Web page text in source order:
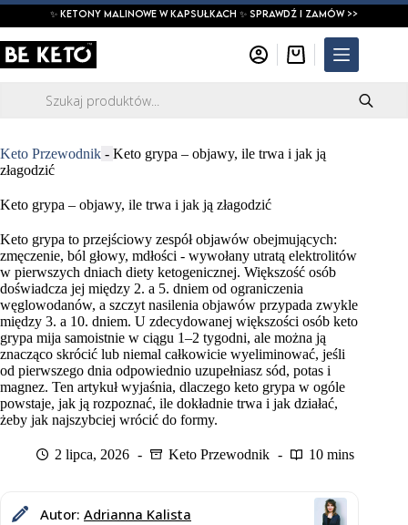
Przejdź
treści
✨ ketony malinowe w kapsułkach ✨ SPRAWDŹ I ZAMÓW >>
Koszyk
produktów
Keto Przewodnik - Keto grypa – objawy, ile trwa i jak ją
złagodzić
Keto grypa – objawy, ile trwa i jak ją złagodzić
Keto grypa to przejściowy zespół objawów obejmujących:
zmęczenie, ból głowy, mdłości - wywołany utratą elektrolitów
w pierwszych dniach diety ketogenicznej. Większość osób
doświadcza jej między 2. a 5. dniem od ograniczenia
węglowodanów, a szczyt nasilenia objawów przypada zwykle
między 3. a 10. dniem. U zdecydowanej większości osób keto
grypa mija samoistnie w ciągu 1–2 tygodni, ale można ją
znacząco skrócić lub niemal całkowicie wyeliminować, jeśli
od pierwszego dnia odpowiednio uzupełniasz sód, potas i
magnez. Ten artykuł wyjaśnia, dlaczego keto grypa w ogóle
powstaje, jak ją rozpoznać, ile dokładnie trwa i jak działać,
żeby jak najszybciej wrócić do formy.
2 lipca, 2026 Keto Przewodnik 10 mins
Autor: Adrianna Kalista